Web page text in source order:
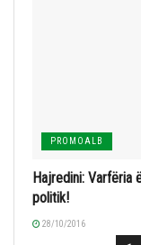
PROMOALB
Hajredini: Varfëria
politik!
28/10/2016